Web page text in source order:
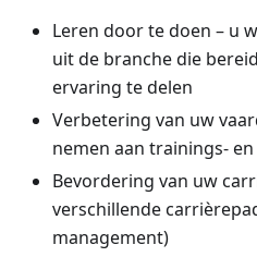
Leren door te doen – u
uit de branche die
ervaring te delen
Verbetering van uw
nemen aan trainings-
Bevordering van uw
verschillende
management)